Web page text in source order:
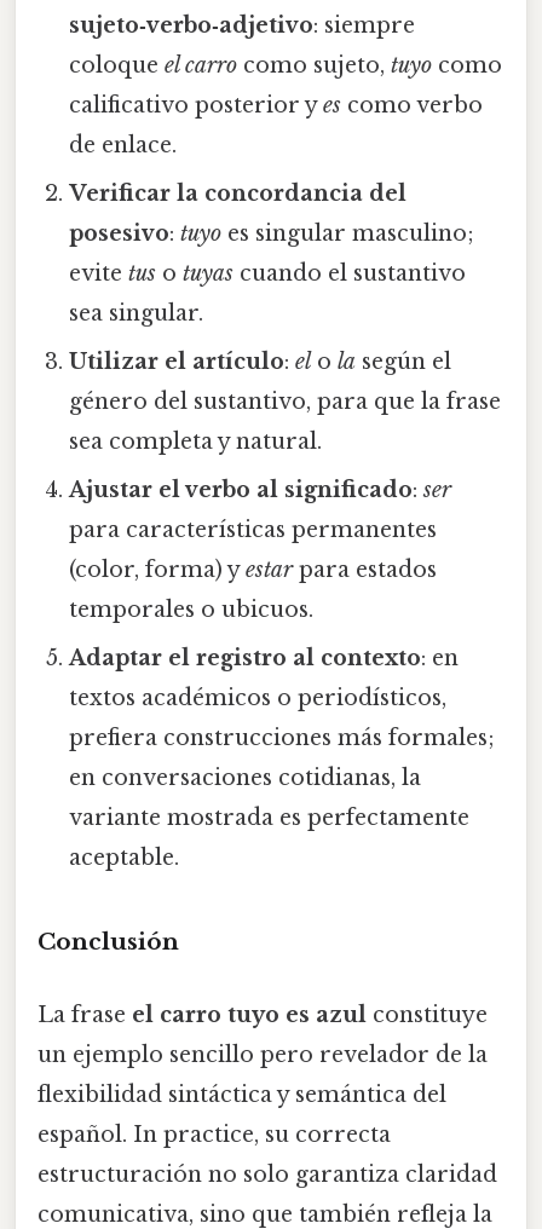
sujeto‑verbo‑adjetivo: siempre
coloqueel carro como sujeto,tuyo como
calificativo posterior yes como verbo
de enlace.
Verificar la concordancia del
posesivo:tuyo es singular masculino;
evitetus otuyas cuando el sustantivo
sea singular.
Utilizar el artículo:elola según el
género del sustantivo, para que la frase
sea completa y natural.
Ajustar el verbo al significado:ser
para características permanentes
(color, forma) yestarpara estados
temporales o ubicuos.
Adaptar el registro al contexto: en
textos académicos o periodísticos,
prefiera construcciones más formales;
en conversaciones cotidianas, la
variante mostrada es perfectamente
aceptable.
Conclusión
La frase el carro tuyo es azul constituye
un ejemplo sencillo pero revelador de la
flexibilidad sintáctica y semántica del
español. In practice, su correcta
estructuración no solo garantiza claridad
comunicativa, sino que también refleja la